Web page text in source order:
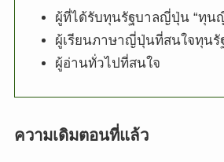
ผู้ที่ได้รับทุนรัฐบาลญี่ปุ่น “ทุน
ผู้เรียนภาษาญี่ปุ่นที่สนใจทุน
ผู้อ่านทั่วไปที่สนใจ
ความเดิมตอนที่แล้ว